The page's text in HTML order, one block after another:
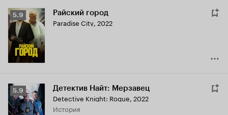
Рейтинг
Кинопоиска
5.9
5.9 Райский город
Paradise City, 2022
Рейтинг
Кинопоиска
5.9
5.9 Детектив Найт: Мерзавец
Detective Knight: Rogue, 2022
история